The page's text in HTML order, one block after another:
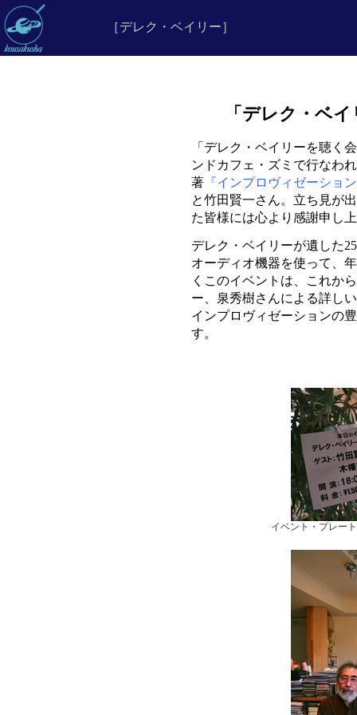
［デレク・ベイリー］
「デレク・ベ
「デレク・ベイリーを聴く
ンドカフェ・ズミで行なわ
著 『インプロヴィゼーショ
と竹田賢一さん。立ち見が
た皆様には心より感謝申し
デレク・ベイリーが遺した
オーディオ機器を使って、
くこのイベントは、これか
ー、泉秀樹さんによる詳し
インプロヴィゼーションの
す。
イベント・プレー